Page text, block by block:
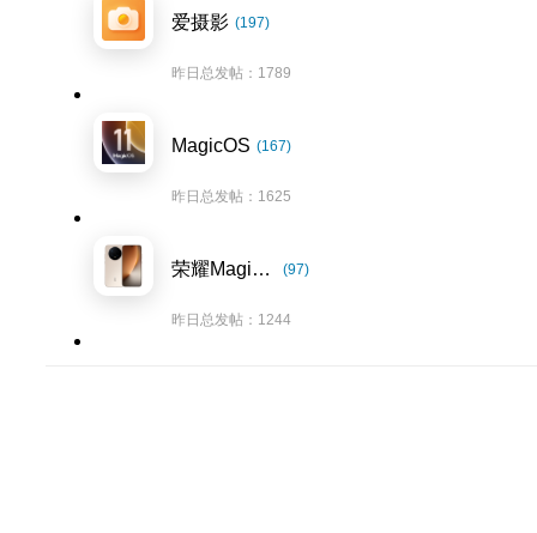
爱摄影 (197)
昨日总发帖：1789
MagicOS (167)
昨日总发帖：1625
荣耀Magic8系列 (97)
昨日总发帖：1244